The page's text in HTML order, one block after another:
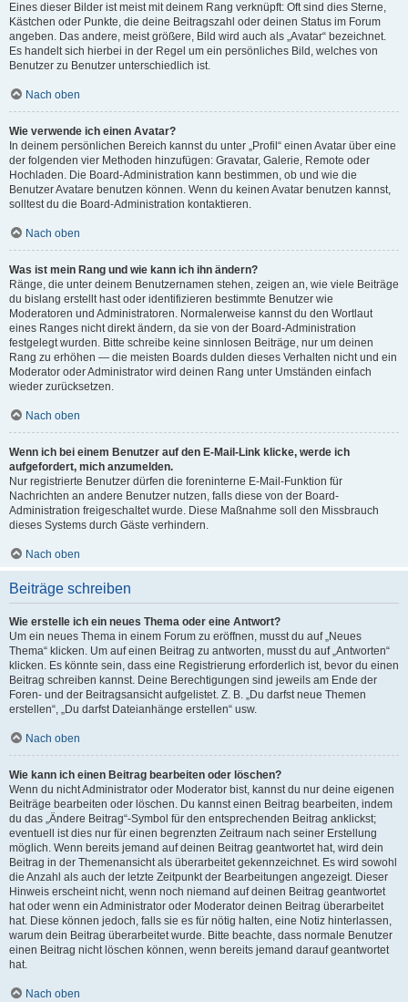
Eines dieser Bilder ist meist mit deinem Rang verknüpft: Oft sind dies Sterne,
Kästchen oder Punkte, die deine Beitragszahl oder deinen Status im Forum
angeben. Das andere, meist größere, Bild wird auch als „Avatar“ bezeichnet.
Es handelt sich hierbei in der Regel um ein persönliches Bild, welches von
Benutzer zu Benutzer unterschiedlich ist.
Nach oben
Wie verwende ich einen Avatar?
In deinem persönlichen Bereich kannst du unter „Profil“ einen Avatar über eine
der folgenden vier Methoden hinzufügen: Gravatar, Galerie, Remote oder
Hochladen. Die Board-Administration kann bestimmen, ob und wie die
Benutzer Avatare benutzen können. Wenn du keinen Avatar benutzen kannst,
solltest du die Board-Administration kontaktieren.
Nach oben
Was ist mein Rang und wie kann ich ihn ändern?
Ränge, die unter deinem Benutzernamen stehen, zeigen an, wie viele Beiträge
du bislang erstellt hast oder identifizieren bestimmte Benutzer wie
Moderatoren und Administratoren. Normalerweise kannst du den Wortlaut
eines Ranges nicht direkt ändern, da sie von der Board-Administration
festgelegt wurden. Bitte schreibe keine sinnlosen Beiträge, nur um deinen
Rang zu erhöhen — die meisten Boards dulden dieses Verhalten nicht und ein
Moderator oder Administrator wird deinen Rang unter Umständen einfach
wieder zurücksetzen.
Nach oben
Wenn ich bei einem Benutzer auf den E-Mail-Link klicke, werde ich
aufgefordert, mich anzumelden.
Nur registrierte Benutzer dürfen die foreninterne E-Mail-Funktion für
Nachrichten an andere Benutzer nutzen, falls diese von der Board-
Administration freigeschaltet wurde. Diese Maßnahme soll den Missbrauch
dieses Systems durch Gäste verhindern.
Nach oben
Beiträge schreiben
Wie erstelle ich ein neues Thema oder eine Antwort?
Um ein neues Thema in einem Forum zu eröffnen, musst du auf „Neues
Thema“ klicken. Um auf einen Beitrag zu antworten, musst du auf „Antworten“
klicken. Es könnte sein, dass eine Registrierung erforderlich ist, bevor du einen
Beitrag schreiben kannst. Deine Berechtigungen sind jeweils am Ende der
Foren- und der Beitragsansicht aufgelistet. Z. B. „Du darfst neue Themen
erstellen“, „Du darfst Dateianhänge erstellen“ usw.
Nach oben
Wie kann ich einen Beitrag bearbeiten oder löschen?
Wenn du nicht Administrator oder Moderator bist, kannst du nur deine eigenen
Beiträge bearbeiten oder löschen. Du kannst einen Beitrag bearbeiten, indem
du das „Ändere Beitrag“-Symbol für den entsprechenden Beitrag anklickst;
eventuell ist dies nur für einen begrenzten Zeitraum nach seiner Erstellung
möglich. Wenn bereits jemand auf deinen Beitrag geantwortet hat, wird dein
Beitrag in der Themenansicht als überarbeitet gekennzeichnet. Es wird sowohl
die Anzahl als auch der letzte Zeitpunkt der Bearbeitungen angezeigt. Dieser
Hinweis erscheint nicht, wenn noch niemand auf deinen Beitrag geantwortet
hat oder wenn ein Administrator oder Moderator deinen Beitrag überarbeitet
hat. Diese können jedoch, falls sie es für nötig halten, eine Notiz hinterlassen,
warum dein Beitrag überarbeitet wurde. Bitte beachte, dass normale Benutzer
einen Beitrag nicht löschen können, wenn bereits jemand darauf geantwortet
hat.
Nach oben